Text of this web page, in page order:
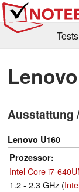
Tests
Kaufberatung
Forum
Ausstattung
Lenovo U160
Prozessor
Intel Core i7-
1.2 - 2.3 GHz (